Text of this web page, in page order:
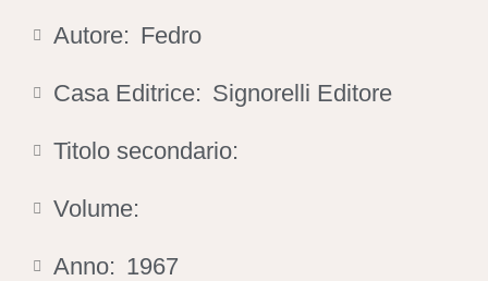
Autore: Fedro
Casa Editrice: Signorelli Editore
Titolo secondario:
Volume:
Anno: 1967